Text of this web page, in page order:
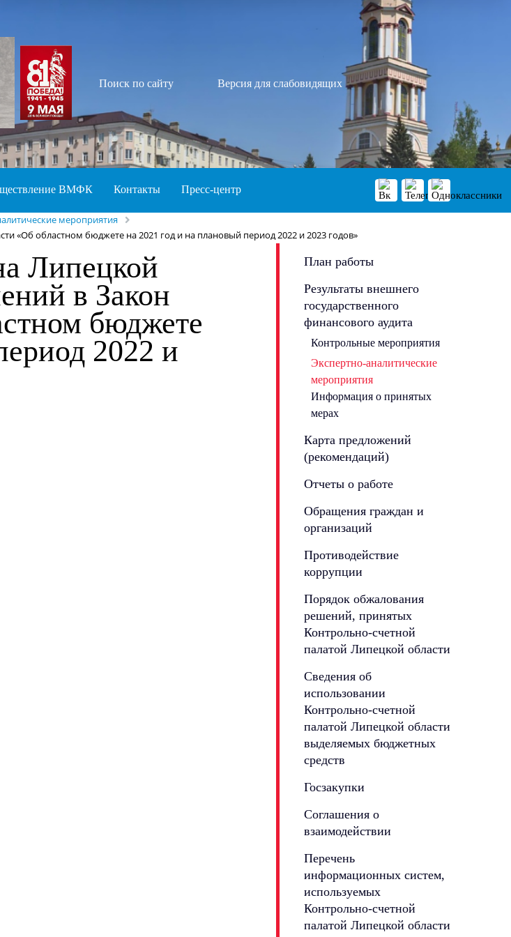
Поиск по сайту Версия для слабовидящих
ВМФК Контакты Пресс-центр
мероприятия
«Об областном бюджете на 2021 год и на плановый период 2022 и 2023 годов»
План работы
Результаты внешнего
государственного
финансового аудита
Контрольные мероприятия
Экспертно-аналитические
мероприятия
Информация о принятых
мерах
Карта предложений
(рекомендаций)
Отчеты о работе
Обращения граждан и
организаций
Противодействие
коррупции
Порядок обжалования
решений, принятых
Контрольно-счетной
палатой Липецкой области
Сведения об
использовании
Контрольно-счетной
палатой Липецкой области
выделяемых бюджетных
средств
Госзакупки
Соглашения о
взаимодействии
Перечень
информационных систем,
используемых
Контрольно-счетной
палатой Липецкой области
Липецкой
в Закон
бюджете
2022 и